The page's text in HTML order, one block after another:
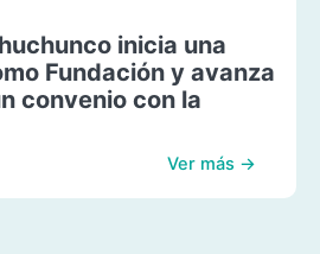
inicia una
Fundación y avanza
convenio con la
Ver más →